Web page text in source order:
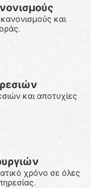
και
και αποτυχίες
χρόνο σε όλες